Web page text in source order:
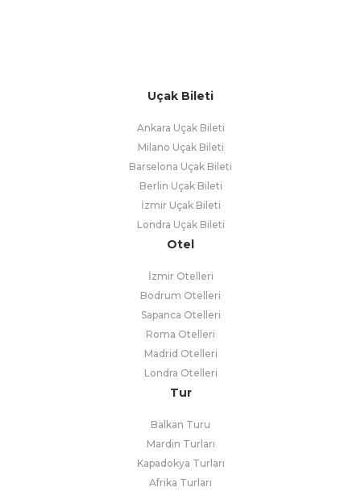
Uçak Bileti
Ankara Uçak Bileti
Milano Uçak Bileti
Barselona Uçak Bileti
Berlin Uçak Bileti
İzmir Uçak Bileti
Londra Uçak Bileti
Otel
İzmir Otelleri
Bodrum Otelleri
Sapanca Otelleri
Roma Otelleri
Madrid Otelleri
Londra Otelleri
Tur
Balkan Turu
Mardin Turları
Kapadokya Turları
Afrika Turları